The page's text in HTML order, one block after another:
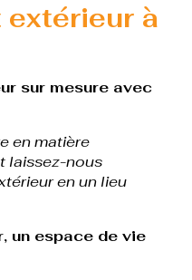
extérieur à
sur mesure avec
en matière
laissez-nous
en un lieu
un espace de vie